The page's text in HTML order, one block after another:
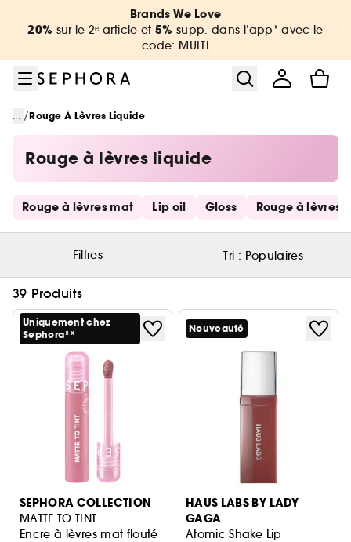
Aller au contenu principal
Aller au pied de pageBrands We Love
20% sur le 2ᵉ article et 5% supp. dans l’app* avec le
code: MULTI
... /Rouge À Lèvres Liquide
Rouge à lèvres liquide
Ignorer les liens rapides
Rouge à lèvres mat Lip oil Gloss Rouge à lèvres
Filtres Tri : Populaires
39 Produits
Uniquement chez
Sephora**
SEPHORA COLLECTION
MATTE TO TINT
Encre à lèvres mat flouté
Nouveauté
HAUS LABS BY LADY
GAGA
Atomic Shake Lip